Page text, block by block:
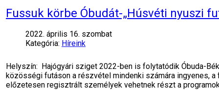
Fussuk körbe Óbudát-„Húsvéti nyuszi
2022. április 16. szombat
Kategória: Híreink
Helyszín: Hajógyári sziget 2022-ben is folytatódik Óbuda-
közösségi futáson a részvétel mindenki számára ingyenes,
előzetesen regisztrált személyek vehetnek részt a